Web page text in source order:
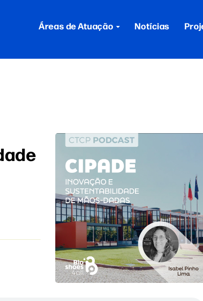
Áreas de Atuação Notícias